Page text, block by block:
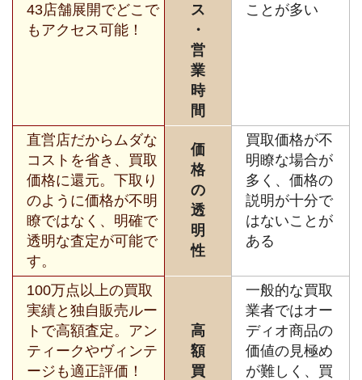
43店舗展開でどこで
もアクセス可能！
ス
・
営
業
時
間
ことが多い
直営店だからムダな
コストを省き、買取
価格に還元。下取り
のように価格が不明
瞭ではなく、明確で
透明な査定が可能で
す。
価
格
の
透
明
性
買取価格が不
明瞭な場合が
多く、価格の
説明が十分で
はないことが
ある
100万点以上の買取
実績と独自販売ルー
トで高額査定。アン
ティークやヴィンテ
ージも適正評価！
高
額
買
一般的な買取
業者ではオー
ディオ商品の
価値の見極め
が難しく、買